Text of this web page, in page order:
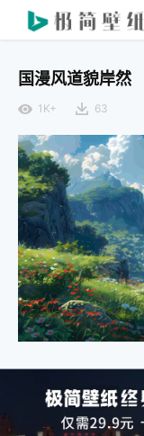
国漫风道貌岸然
1K+ 63